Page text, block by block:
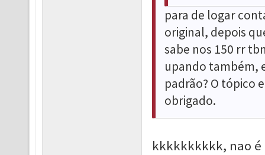
para de logar
original, depois
sabe nos 150 rr
upando também,
padrão? O tópico
obrigado.
kkkkkkkkkk, nao é